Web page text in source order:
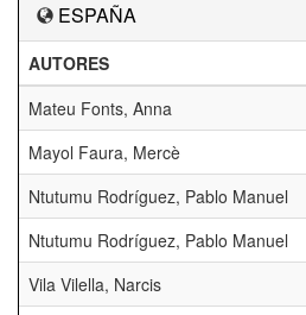
ESPAÑA
AUTORES
Mateu Fonts, Anna
Mayol Faura, Mercè
Ntutumu Rodríguez, Pablo Manuel
Ntutumu Rodríguez, Pablo Manuel
Vila Vilella, Narcis